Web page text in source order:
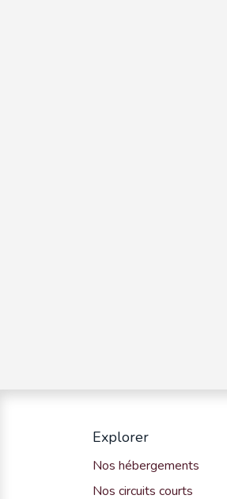
Explorer
Nos hébergements
Nos circuits courts